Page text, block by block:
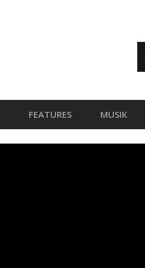
FEATURES MUSIK